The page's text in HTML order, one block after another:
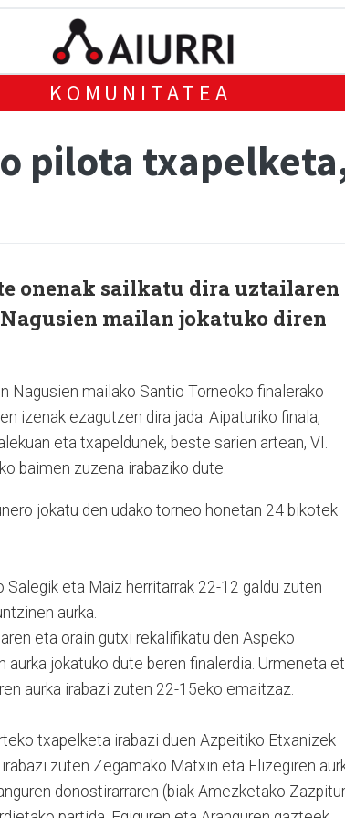
KOMUNITATEA
pilota
onenak sailkatu dira uztailaren
mailan jokatuko diren
Nagusien mailako Santio Torneoko finalerako
izenak ezagutzen dira jada. Aipaturiko finala,
eta txapeldunek, beste sarien artean, VI.
baimen zuzena irabaziko dute.
jokatu den udako torneo honetan 24 bikotek
eta Maiz herritarrak 22-12 galdu zuten
aurka.
eta orain gutxi rekalifikatu den Aspeko
jokatuko dute beren finalerdia. Urmeneta
aurka irabazi zuten 22-15eko emaitzaz.
txapelketa irabazi duen Azpeitiko Etxanizek
zuten Zegamako Matxin eta Elizegiren
donostirarraren (biak Amezketako